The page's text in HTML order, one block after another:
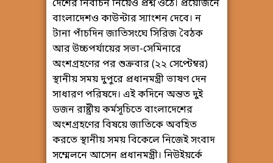
দেশের নির্বাচন নিয়েও প্রশ্ন ওঠে। প্রয়োজনে
বাংলাদেশও কাউন্টার স্যাংশন দেবে। ন
টানা পাঁচদিন জাতিসংঘে সিরিজ বৈঠক
আর উচ্চপর্যায়ের সভা-সেমিনারে
অংশগ্রহণের পর শুক্রবার (২২ সেপ্টেম্বর)
স্থানীয় সময় দুপুরে প্রধানমন্ত্রী ভাষণ দেন
সাধারণ পরিষদে। এই কদিনে অন্তত দুই
ডজন রাষ্ট্রীয় কর্মসূচিতে বাংলাদেশের
অংশগ্রহণের বিষয়ে জাতিকে অবহিত
করতে স্থানীয় সময় বিকেলে নিজেই সংবাদ
সম্মেলনে আসেন প্রধানমন্ত্রী। নিউইয়র্কে